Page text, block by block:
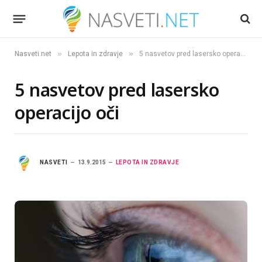
Nasveti.net » Lepota in zdravje » 5 nasvetov pred lasersko operacijo oči
5 nasvetov pred lasersko
operacijo oči
NASVETI 13.9.2015 LEPOTA IN ZDRAVJE